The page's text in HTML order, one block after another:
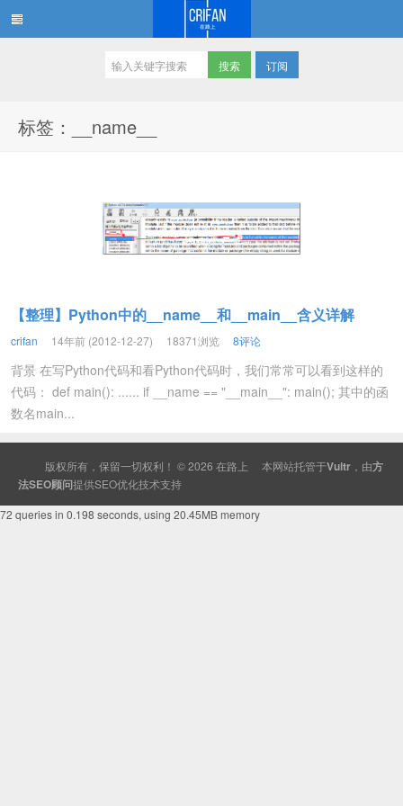
订阅
标签：__name__
【整理】Python中的__name__和__main__含义详解
crifan 14年前 (2012-12-27) 18371浏览 8评论
背景 在写Python代码和看Python代码时，我们常常可以看到这样的
代码： def main(): ...... if __name == "__main__": main(); 其中的函
数名main...
版权所有，保留一切权利！ © 2026 在路上 本网站托管于Vultr ，由方
法SEO顾问提供SEO优化技术支持
72 queries in 0.198 seconds, using 20.45MB memory